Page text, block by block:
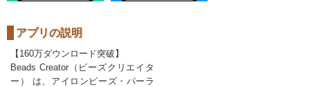
アプリの説明
【160万ダウンロード突破】
Beads Creator（ビーズクリエイタ
ー） は、アイロンビーズ・パーラ